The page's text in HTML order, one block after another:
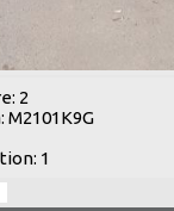
2
M2101K9G
1